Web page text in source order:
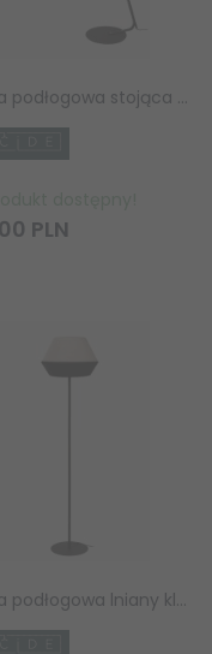
Lampa podłogowa stojąca czarna lniany klosz minimalistyczna klasyczna nowoczesna KELSO 44719/81/30 LUCIDE
00 PLN
Lampa podłogowa lniany klosz owalny nowoczesna minimalistyczna uniwersalna klasyczna czarno-brązowa KALA 06724/01/73 LUCIDE